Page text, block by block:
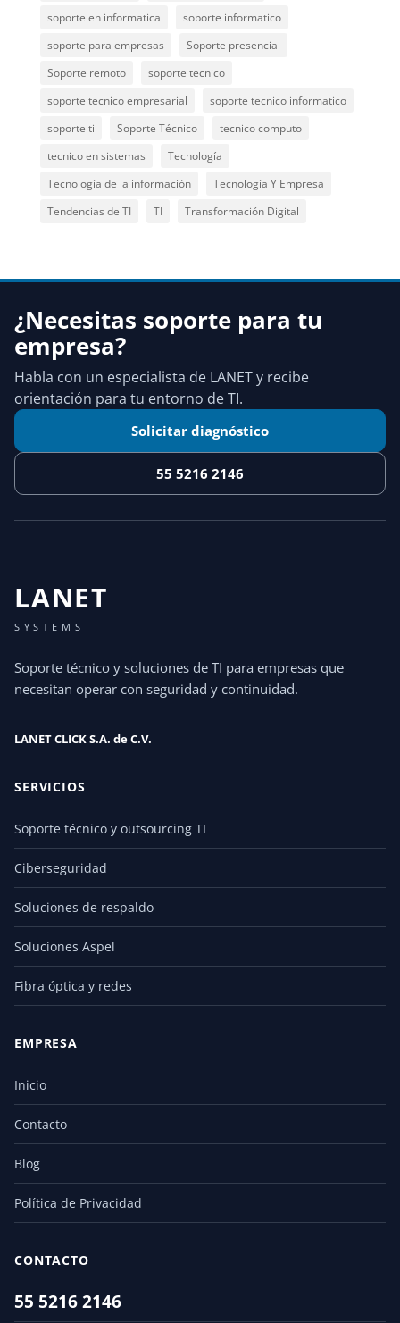
soporte en informatica
soporte informatico
soporte para empresas
Soporte presencial
Soporte remoto
soporte tecnico
soporte tecnico empresarial
soporte tecnico informatico
soporte ti
Soporte Técnico
tecnico computo
tecnico en sistemas
Tecnología
Tecnología de la información
Tecnología Y Empresa
Tendencias de TI
TI Transformación Digital
¿Necesitas soporte para tu
empresa?
Habla con un especialista de LANET y recibe
orientación para tu entorno de TI.
Solicitar diagnóstico
55 5216 2146
LANET
SYSTEMS
Soporte técnico y soluciones de TI para empresas que
necesitan operar con seguridad y continuidad.
LANET CLICK S.A. de C.V.
SERVICIOS
Soporte técnico y outsourcing TI
Ciberseguridad
Soluciones de respaldo
Soluciones Aspel
Fibra óptica y redes
EMPRESA
Inicio
Contacto
Blog
Política de Privacidad
CONTACTO
55 5216 2146